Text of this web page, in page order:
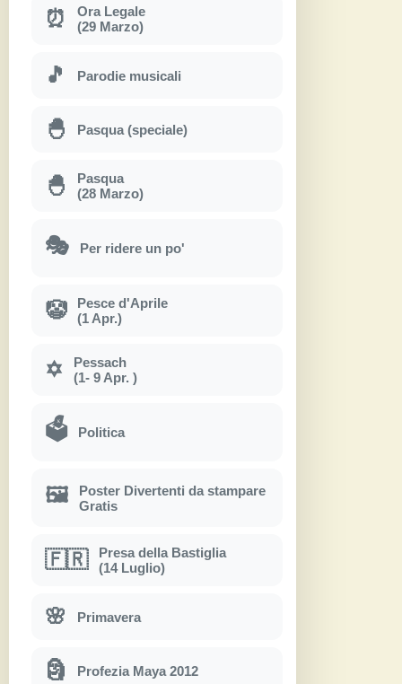
⏰
Ora Legale
(29 Marzo)
🎵 Parodie musicali
🐣 Pasqua (speciale)
🐣
Pasqua
(28 Marzo)
🎭 Per ridere un po'
🤡
Pesce d'Aprile
(1 Apr.)
✡
Pessach
(1- 9 Apr. )
🗳 Politica
🖼
Poster Divertenti da stampare
Gratis
🇫🇷
Presa della Bastiglia
(14 Luglio)
🌸 Primavera
🗿 Profezia Maya 2012